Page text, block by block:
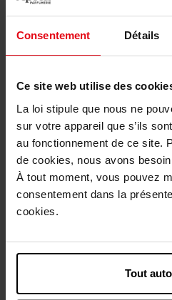
Consentement Détails
Ce site web utilise des
La loi stipule que nous ne
sur votre appareil que s’ils
au fonctionnement de ce site.
de cookies, nous avons
À tout moment, vous pouvez
consentement dans la
cookies.
Tout
Self-gift ideetjes
Een fancy kaarsenset kan zeker
sfeer creëren, perfect voor wat
bubbelbad met heerlijk
een geweldige manier om te
komen na een lange dag. En
een ideale beauty of skincare
van zelfzorg.
limieten, zolang het maar iets is
goed gevoel geeft. Dus, of het